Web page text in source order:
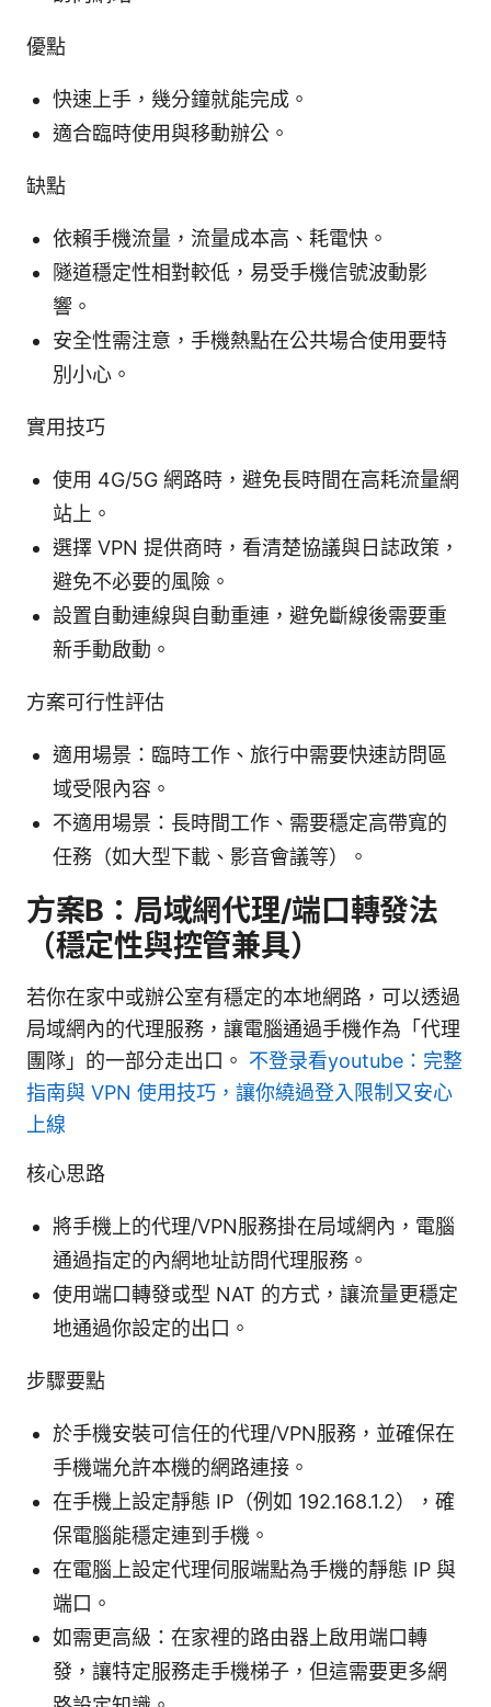
優點
快速上手，幾分鐘就能完成。
適合臨時使用與移動辦公。
缺點
依賴手機流量，流量成本高、耗電快。
隧道穩定性相對較低，易受手機信號波動影
響。
安全性需注意，手機熱點在公共場合使用要特
別小心。
實用技巧
使用 4G/5G 網路時，避免長時間在高耗流量網
站上。
選擇 VPN 提供商時，看清楚協議與日誌政策，
避免不必要的風險。
設置自動連線與自動重連，避免斷線後需要重
新手動啟動。
方案可行性評估
適用場景：臨時工作、旅行中需要快速訪問區
域受限內容。
不適用場景：長時間工作、需要穩定高帶寬的
任務（如大型下載、影音會議等）。
方案B：局域網代理/端口轉發法
（穩定性與控管兼具）
若你在家中或辦公室有穩定的本地網路，可以透過
局域網內的代理服務，讓電腦通過手機作為「代理
團隊」的一部分走出口。 不登录看youtube：完整
指南與 VPN 使用技巧，讓你繞過登入限制又安心
上線
核心思路
將手機上的代理/VPN服務掛在局域網內，電腦
通過指定的內網地址訪問代理服務。
使用端口轉發或型 NAT 的方式，讓流量更穩定
地通過你設定的出口。
步驟要點
於手機安裝可信任的代理/VPN服務，並確保在
手機端允許本機的網路連接。
在手機上設定靜態 IP（例如 192.168.1.2），確
保電腦能穩定連到手機。
在電腦上設定代理伺服端點為手機的靜態 IP 與
端口。
如需更高級：在家裡的路由器上啟用端口轉
發，讓特定服務走手機梯子，但這需要更多網